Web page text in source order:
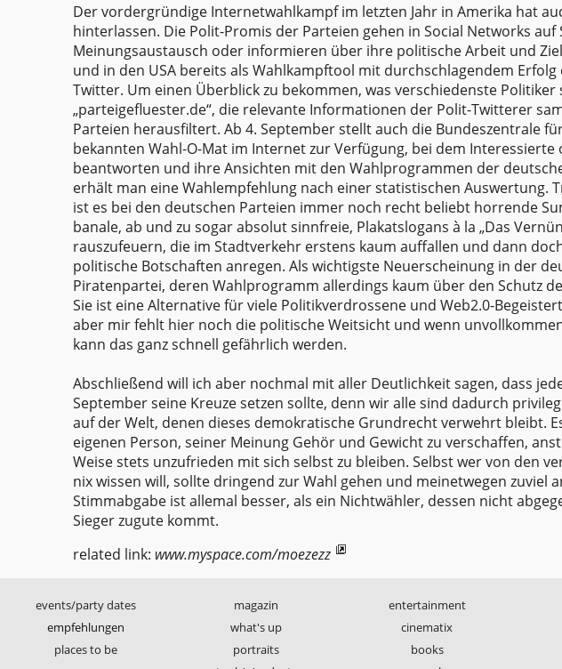
Der vordergründige Internetwahlkampf im letzten Jahr in Amerika hat
hinterlassen. Die Polit-Promis der Parteien gehen in Social Networks
Meinungsaustausch oder informieren über ihre politische Arbeit und
und in den USA bereits als Wahlkampftool mit durchschlagendem
Twitter. Um einen Überblick zu bekommen, was verschiedenste
„parteigefluester.de“, die relevante Informationen der Polit-Twitterer
Parteien herausfiltert. Ab 4. September stellt auch die Bundeszentrale
bekannten Wahl-O-Mat im Internet zur Verfügung, bei dem
beantworten und ihre Ansichten mit den Wahlprogrammen der
erhält man eine Wahlempfehlung nach einer statistischen Auswertung.
ist es bei den deutschen Parteien immer noch recht beliebt horrende
banale, ab und zu sogar absolut sinnfreie, Plakatslogans à la „Das
rauszufeuern, die im Stadtverkehr erstens kaum auffallen und dann
politische Botschaften anregen. Als wichtigste Neuerscheinung in der
Piratenpartei, deren Wahlprogramm allerdings kaum über den Schutz
Sie ist eine Alternative für viele Politikverdrossene und Web2.0-
aber mir fehlt hier noch die politische Weitsicht und wenn
kann das ganz schnell gefährlich werden.
Abschließend will ich aber nochmal mit aller Deutlichkeit sagen, dass
September seine Kreuze setzen sollte, denn wir alle sind dadurch
auf der Welt, denen dieses demokratische Grundrecht verwehrt bleibt.
eigenen Person, seiner Meinung Gehör und Gewicht zu verschaffen,
Weise stets unzufrieden mit sich selbst zu bleiben. Selbst wer von den
nix wissen will, sollte dringend zur Wahl gehen und meinetwegen zuviel
Stimmabgabe ist allemal besser, als ein Nichtwähler, dessen nicht
Sieger zugute kommt.
related link: www.myspace.com/moezezz
events/party dates
empfehlungen
places to be
magazin
what's up
portraits
entertainment
cinematix
books